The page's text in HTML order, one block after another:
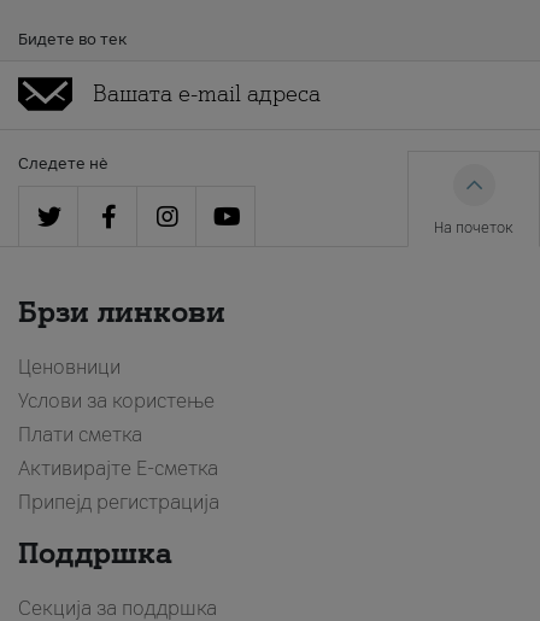
Бидете во тек
Следете нè
На почеток
Брзи линкови
Ценовници
Услови за користење
Плати сметка
Активирајте Е-сметка
Припејд регистрација
Поддршка
Секција за поддршка